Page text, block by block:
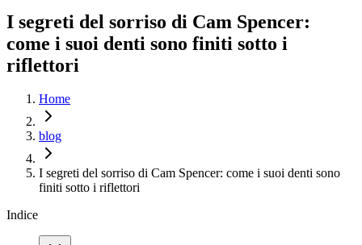
I segreti del sorriso di Cam Spencer:
come i suoi denti sono finiti sotto i
riflettori
Home
blog
I segreti del sorriso di Cam Spencer: come i suoi denti sono
finiti sotto i riflettori
Indice